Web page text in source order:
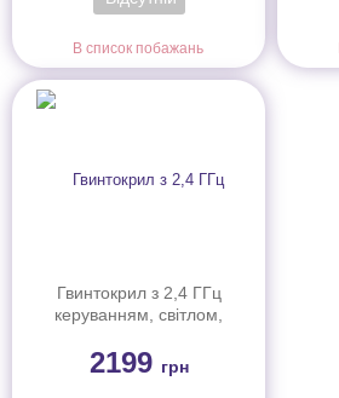
В список побажань
Гвинтокрил з 2,4 ГГц
керуванням, світлом,
гіроскопом (22 см)
2199 грн